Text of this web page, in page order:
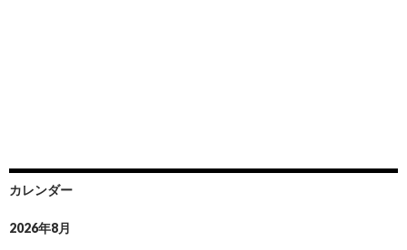
カレンダー
2026年8月